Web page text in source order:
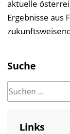
aktuelle
Ergebnisse aus
Suche
Links